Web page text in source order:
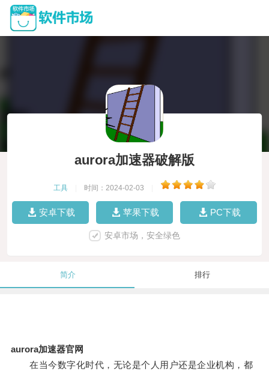
aurora加速器破解版
工具 时间：2024-02-03
安卓下载 苹果下载 PC下载
安卓市场，安全绿色
简介 排行
aurora加速器官网
在当今数字化时代，无论是个人用户还是企业机构，都